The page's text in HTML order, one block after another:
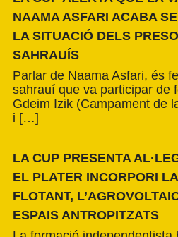
NAAMA ASFARI ACABA
LA SITUACIÓ DELS
SAHRAUÍS
Parlar de Naama Asfari, és
sahrauí que va participar de
Gdeim Izik (Campament de
i […]
LA CUP PRESENTA
EL PLATER INCORPORI
FLOTANT,
ESPAIS ANTROPITZATS